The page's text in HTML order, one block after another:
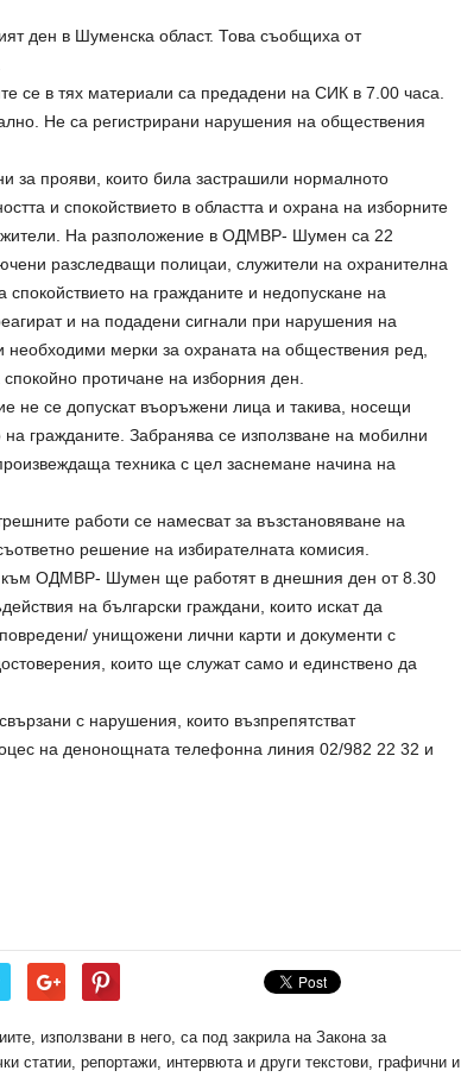
ден в Шуменска област. Това съобщиха от
се в тях материали са предадени на СИК в 7.00 часа.
Не са регистрирани нарушения на обществения
прояви, които била застрашили нормалното
и спокойствието в областта и охрана на изборните
На разположение в ОДМВР- Шумен са 22
разследващи полицаи, служители на охранителна
на гражданите и недопускане на
и на подадени сигнали при нарушения на
необходими мерки за охраната на обществения ред,
протичане на изборния ден.
не се допускат въоръжени лица и такива, носещи
гражданите. Забранява се използване на мобилни
техника с цел заснемане начина на
работи се намесват за възстановяване на
решение на избирателната комисия.
към ОДМВР- Шумен ще работят в днешния ден от 8.30
на български граждани, които искат да
повредени/ унищожени лични карти и документи с
които ще служат само и единствено да
с нарушения, които възпрепятстват
на денонощната телефонна линия 02/982 22 32 и
използвани в него, са под закрила на Закона за
статии, репортажи, интервюта и други текстови, графични и